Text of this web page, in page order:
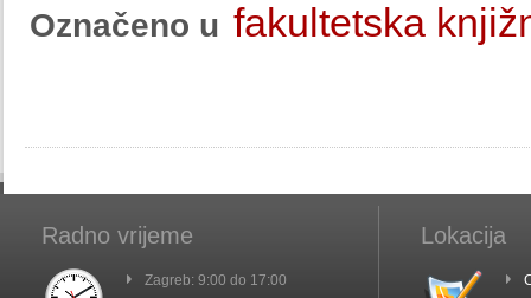
Označeno u fakultetska
Radno vrijeme
Zagreb: 9:00 do 17:00
Lokacija